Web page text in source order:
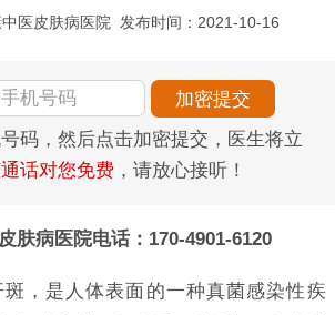
医皮肤病医院 发布时间：2021-10-16
码，然后点击加密提交，医生将立
话对您免费 ，请放心接听！
肤病医院电话：170-4901-6120
，是人体表面的一种真菌感染性疾